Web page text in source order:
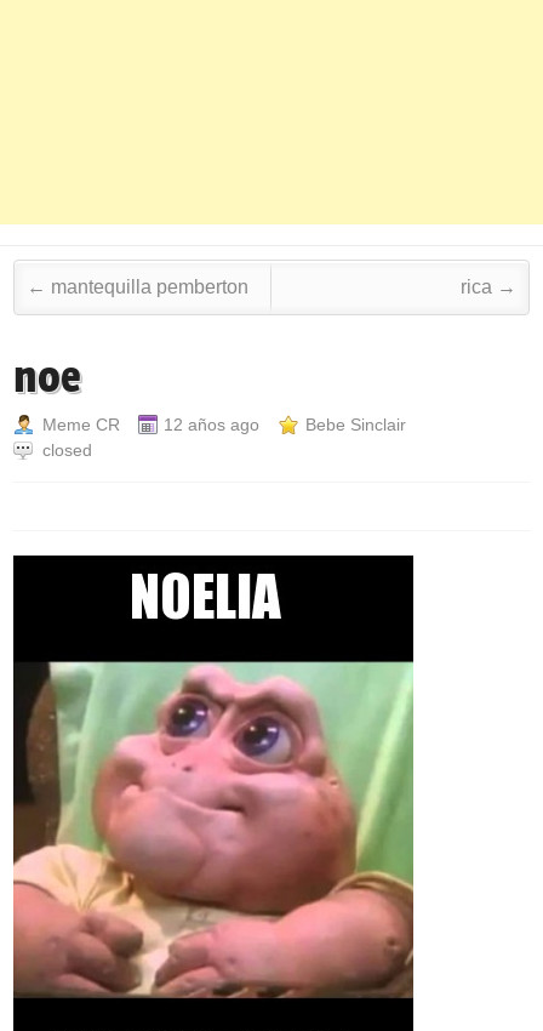
Post navigation
← mantequilla pemberton rica →
noe
Meme CR 12 años ago
Bebe Sinclair
closed